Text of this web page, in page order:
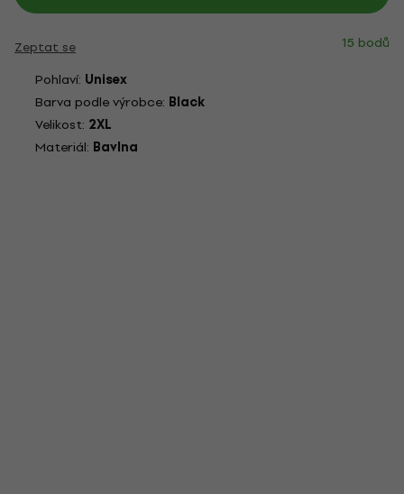
Zeptat se
15 bodů
Pohlaví: Unisex
Barva podle výrobce: Black
Velikost: 2XL
Materiál: Bavlna